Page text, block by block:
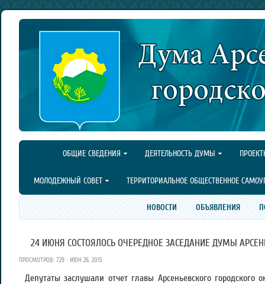
ОБЩИЕ СВЕДЕНИЯ ДЕЯТЕЛЬНОСТЬ ДУМЫ
МОЛОДЕЖНЫЙ СОВЕТ ТЕРРИТОРИАЛЬНОЕ ОБЩЕСТВЕННОЕ
НОВОСТИ ОБЪЯВЛЕНИЯ
24 ИЮНЯ СОСТОЯЛОСЬ ОЧЕРЕДНОЕ ЗАСЕДАНИЕ ДУМЫ
ПРОСМОТРОВ: 729 · ИЮН 26, 2015
Депутаты заслушали отчет главы Арсеньевского городского